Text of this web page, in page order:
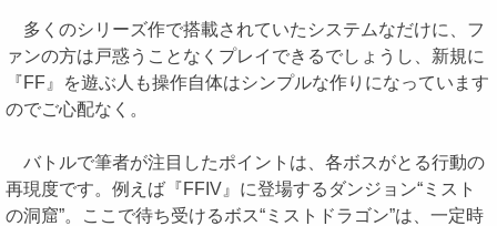
多くのシリーズ作で搭載されていたシステムなだけに、フ
ァンの方は戸惑うことなくプレイできるでしょうし、新規に
『FF』を遊ぶ人も操作自体はシンプルな作りになっています
のでご心配なく。
バトルで筆者が注目したポイントは、各ボスがとる行動の
再現度です。例えば『FFIV』に登場するダンジョン“ミスト
の洞窟”。ここで待ち受けるボス“ミストドラゴン”は、一定時